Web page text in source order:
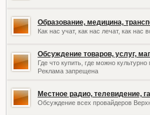
Образование, медицина,
Как нас учат, как нас лечат, как нас
Обсуждение товаров, услуг,
Где что купить, где можно
Реклама запрещена
Местное радио, телевидение,
Обсуждение всех провайдеров